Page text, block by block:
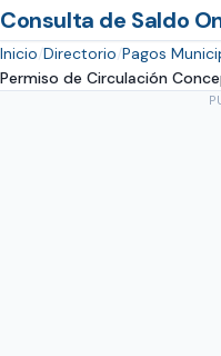
Consulta de Saldo
Inicio Directorio Pagos
Permiso de Circulación